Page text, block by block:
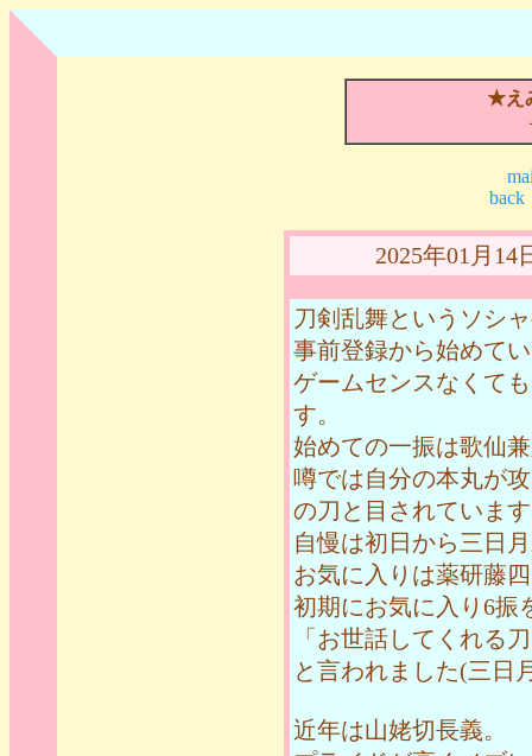
★え
back
2025年01月
刀剣乱舞というソシ
事前登録から始めて
ゲームセンスなくて
す。
始めての一振は歌仙
噂では自分の本丸が
の刀と目されていま
自慢は初日から三日
お気に入りは薬研藤
初期にお気に入り6振
「お世話してくれる
と言われました(三日
近年は山姥切長義。